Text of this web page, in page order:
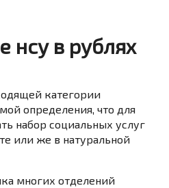
нсу в рублях
категории
определения, что для
набор социальных услуг
или же в натуральной
многих отделений